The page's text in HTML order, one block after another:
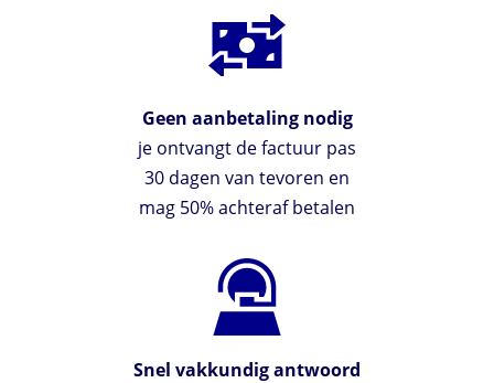
Geen aanbetaling nodig
je ontvangt de factuur pas
30 dagen van tevoren en
mag 50% achteraf betalen
Snel vakkundig antwoord